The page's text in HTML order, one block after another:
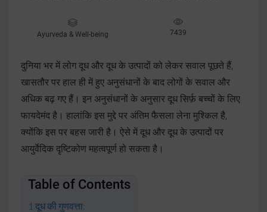
Ayurveda & Well-being 7439
दुनिया भर में लोग दूध और दूध के उत्पादों को लेकर सवाल पूछते हैं,
खासतौर पर हाल ही में हुए अनुसंधानों के बाद लोगों के सवाल और
अधिक बढ़ गए हैं। इन अनुसंधानों के अनुसार दूध सिर्फ़ बच्चों के लिए
फायदेमंद है। हालांकि इस मुद्दे पर अंतिम फैसला लेना मुश्किल है,
क्योंकि इस पर बहस जारी है। ऐसे में दूध और दूध के उत्पादों पर
आयुर्वेदिक दृष्टिकोण महत्वपूर्ण हो सकता है।
Table of Contents
दूध की गुणवत्ता: